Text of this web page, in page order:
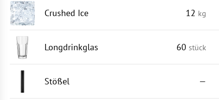
Crushed Ice 12 kg
Longdrinkglas 60 stück
Stößel —